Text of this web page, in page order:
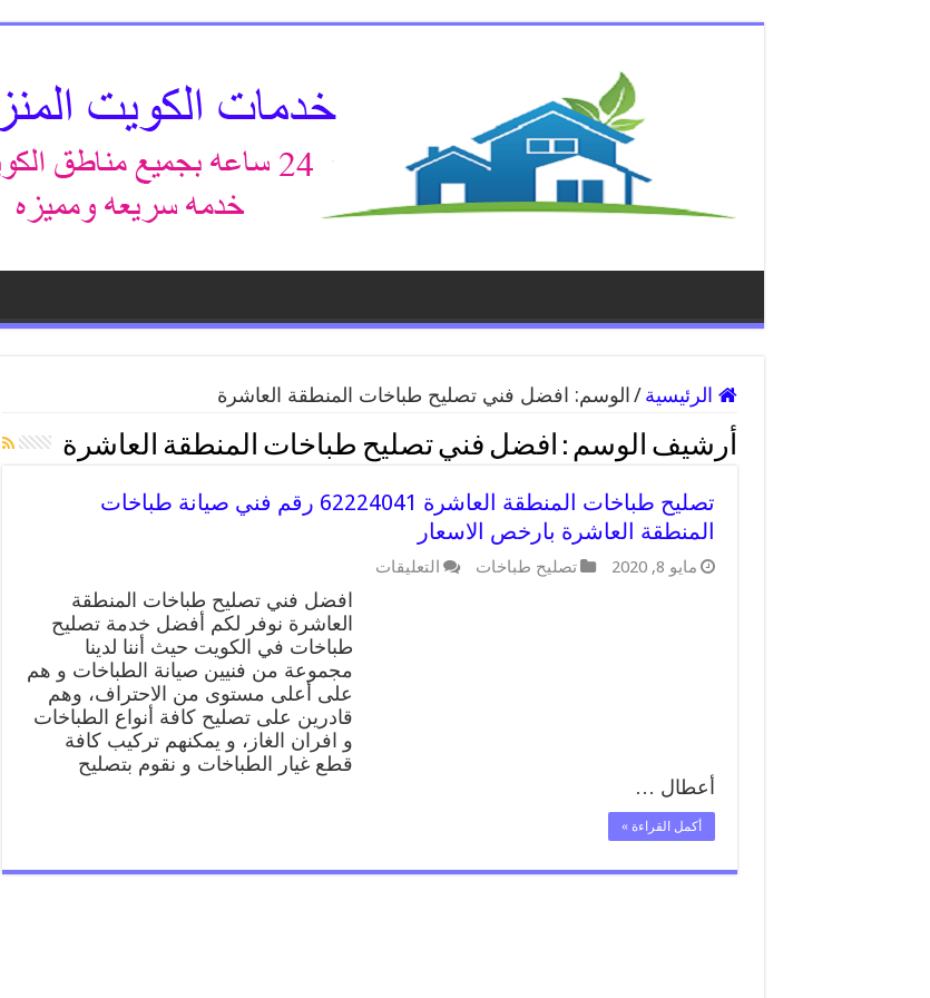
الرئيسية / الوسم: افضل فني تصليح طباخات المنطقة العاشرة
أرشيف الوسم : افضل فني تصليح طباخات المنطقة العاشرة
تصليح طباخات المنطقة العاشرة 62224041 رقم فني صيانة طباخات
المنطقة العاشرة بارخص الاسعار
مايو 8, 2020 تصليح طباخات التعليقات
طباخات
المنطقة
العاشرة
62224041
رقم
فني
صيانة
طباخات
المنطقة
افضل فني تصليح طباخات المنطقة
العاشرة نوفر لكم أفضل خدمة تصليح
طباخات في الكويت حيث أننا لدينا
مجموعة من فنيين صيانة الطباخات و هم
على أعلى مستوى من الاحتراف، وهم
قادرين على تصليح كافة أنواع الطباخات
و افران الغاز، و يمكنهم تركيب كافة
قطع غيار الطباخات و نقوم بتصليح
أعطال …
أكمل القراءة »